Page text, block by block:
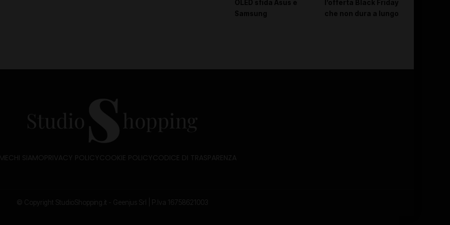
OLED sfida Asus e
Samsung
l’offerta Black Friday
che non dura a lungo
CHI SIAMO PRIVACY POLICY COOKIE POLICY CODICE DI TRASPARENZA
© Copyright StudioShopping.it - Geenjus Srl | P.Iva 16758621003